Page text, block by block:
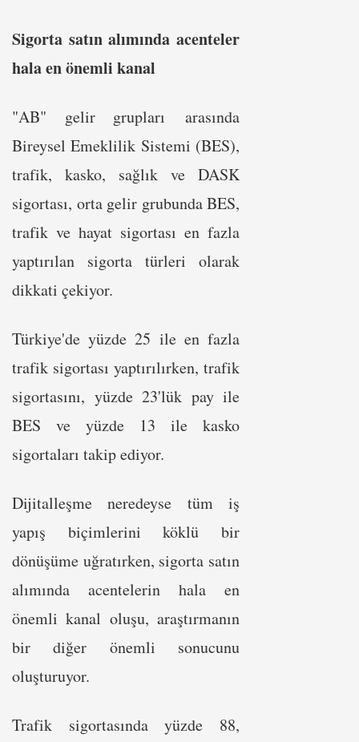
Sigorta satın alımında acenteler
hala en önemli kanal
"AB" gelir grupları arasında
Bireysel Emeklilik Sistemi (BES),
trafik, kasko, sağlık ve DASK
sigortası, orta gelir grubunda BES,
trafik ve hayat sigortası en fazla
yaptırılan sigorta türleri olarak
dikkati çekiyor.
Türkiye'de yüzde 25 ile en fazla
trafik sigortası yaptırılırken, trafik
sigortasını, yüzde 23'lük pay ile
BES ve yüzde 13 ile kasko
sigortaları takip ediyor.
Dijitalleşme neredeyse tüm iş
yapış biçimlerini köklü bir
dönüşüme uğratırken, sigorta satın
alımında acentelerin hala en
önemli kanal oluşu, araştırmanın
bir diğer önemli sonucunu
oluşturuyor.
Trafik sigortasında yüzde 88,